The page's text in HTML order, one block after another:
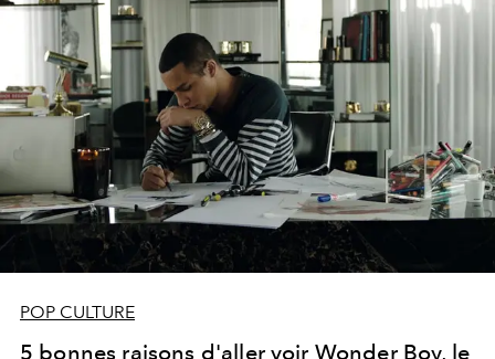
POP CULTURE
5 bonnes raisons d'aller voir Wonder Boy, le